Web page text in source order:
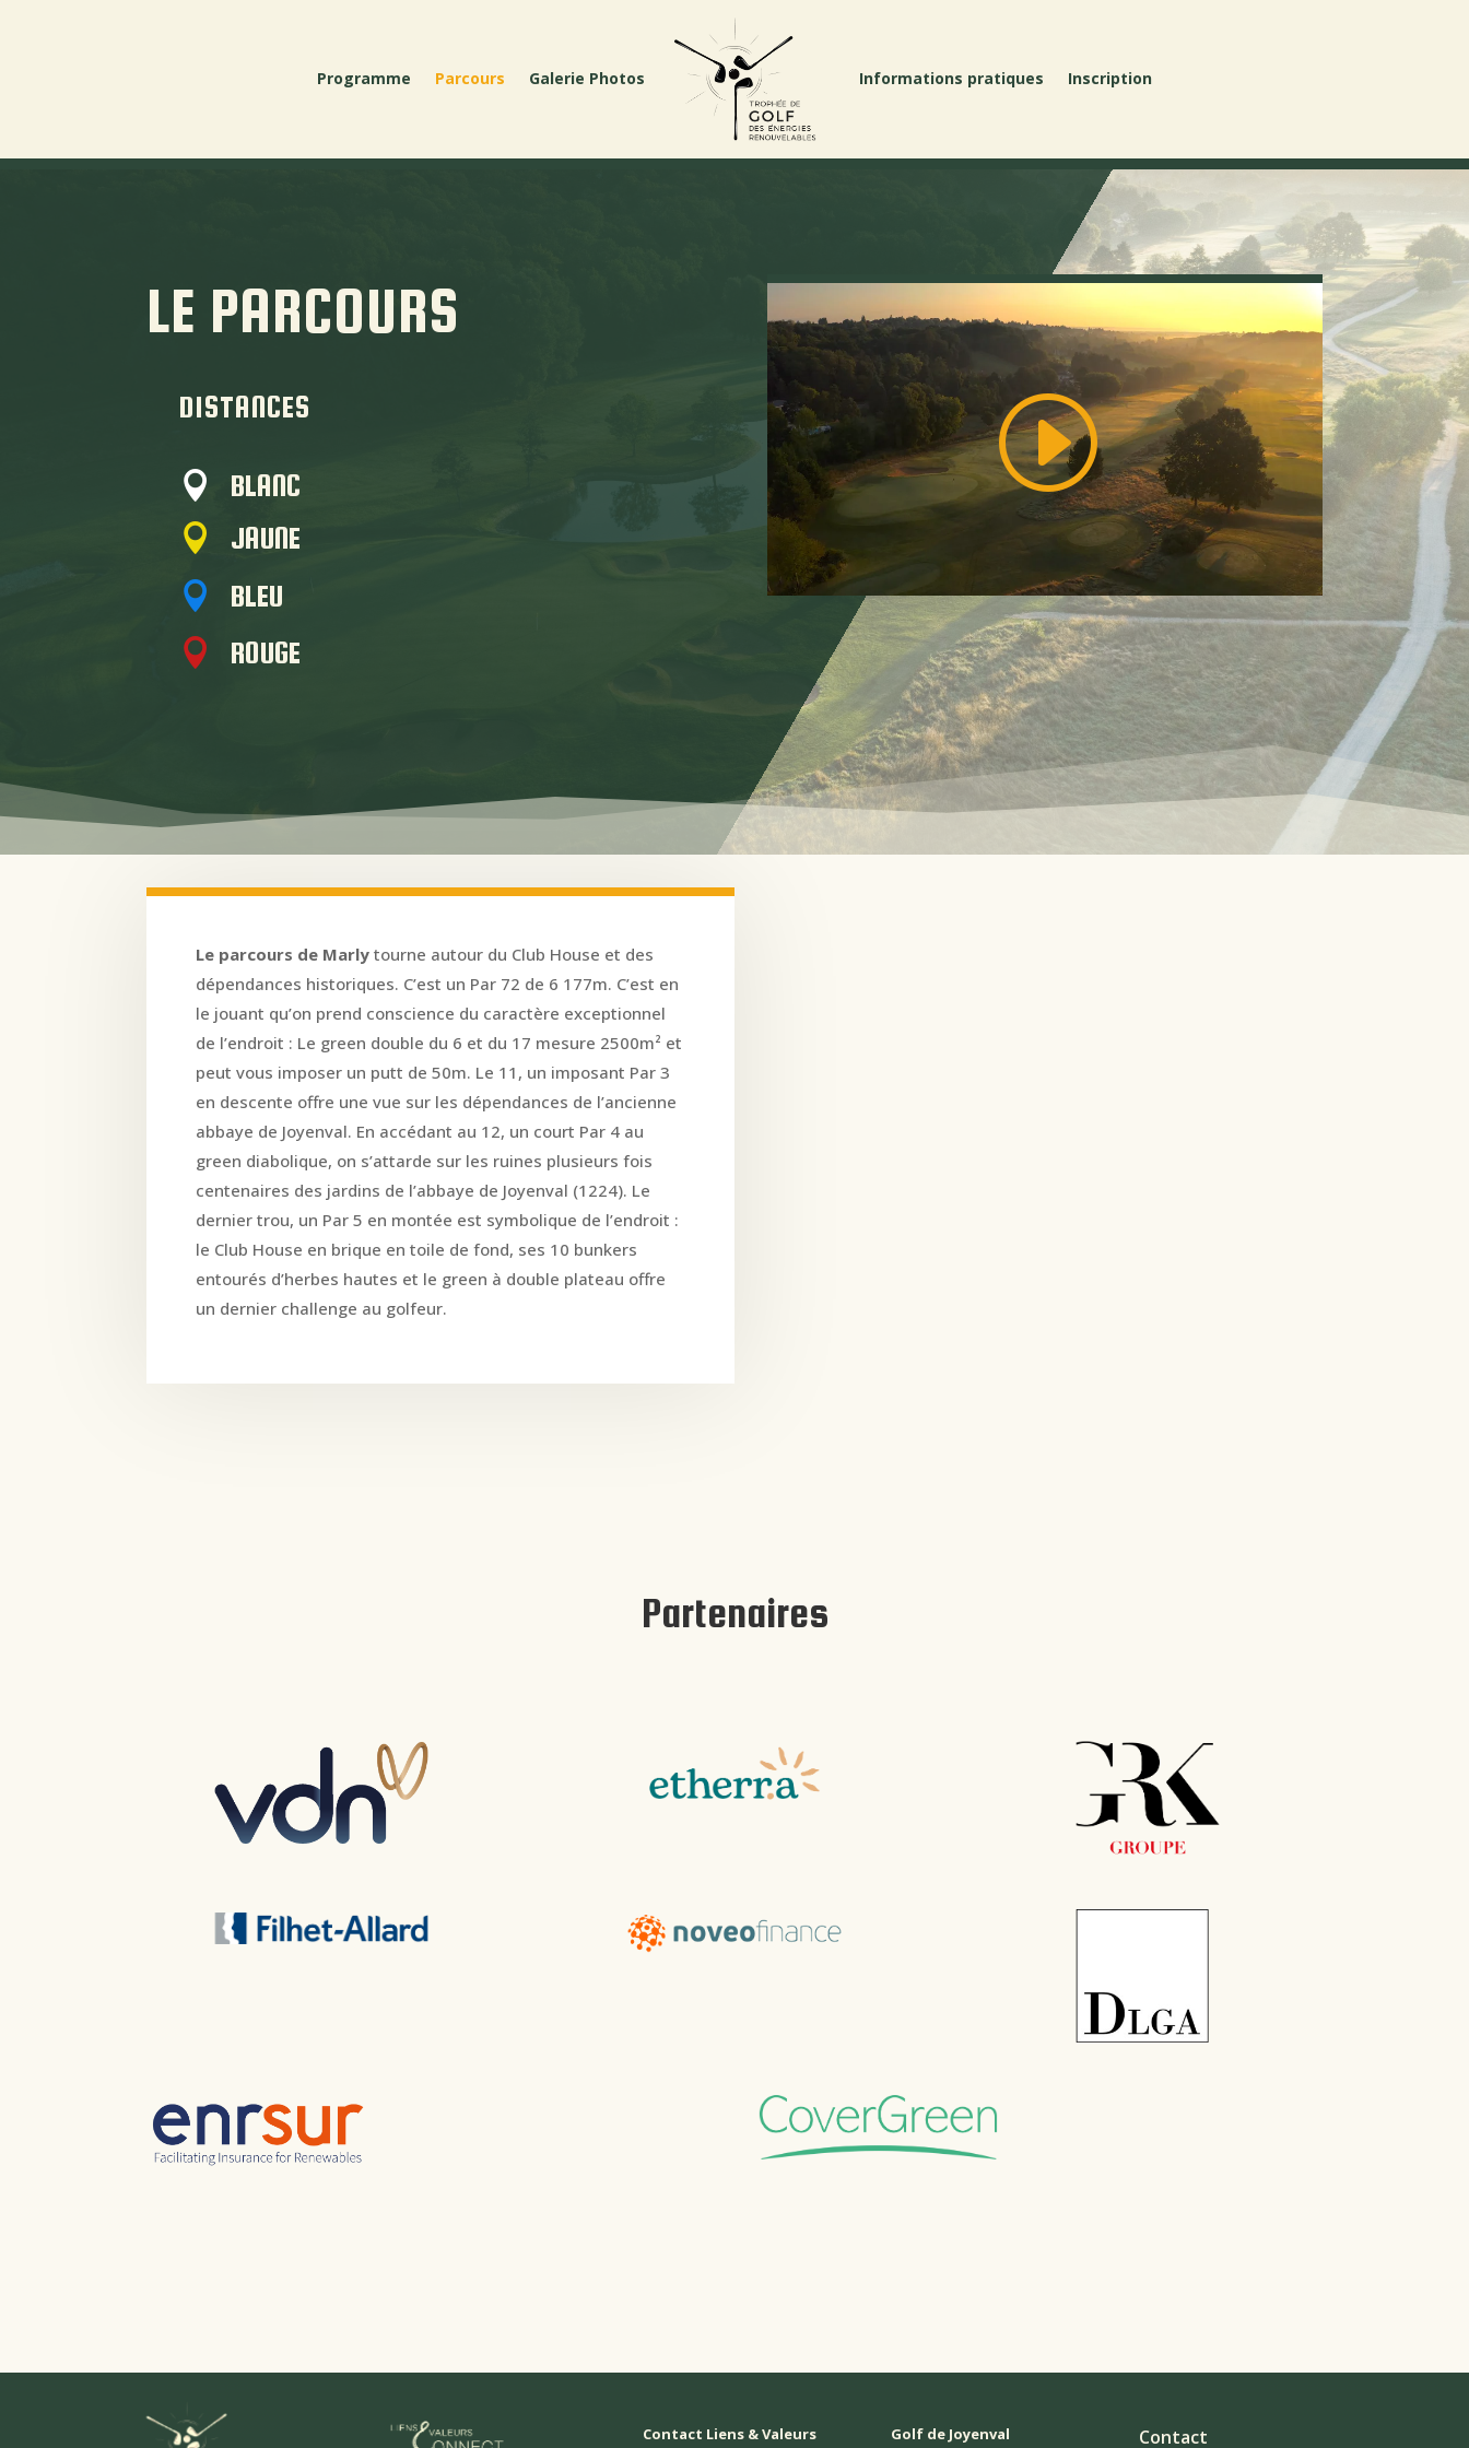
Programme Parcours Galerie Photos Informations pratiques Inscription
LE PARCOURS
DISTANCES
 BLANC
 JAUNE
 BLEU
 ROUGE
Le parcours de Marly tourne autour du Club House et des
dépendances historiques. C’est un Par 72 de 6 177m. C’est en
le jouant qu’on prend conscience du caractère exceptionnel
de l’endroit : Le green double du 6 et du 17 mesure 2500m² et
peut vous imposer un putt de 50m. Le 11, un imposant Par 3
en descente offre une vue sur les dépendances de l’ancienne
abbaye de Joyenval. En accédant au 12, un court Par 4 au
green diabolique, on s’attarde sur les ruines plusieurs fois
centenaires des jardins de l’abbaye de Joyenval (1224). Le
dernier trou, un Par 5 en montée est symbolique de l’endroit :
le Club House en brique en toile de fond, ses 10 bunkers
entourés d’herbes hautes et le green à double plateau offre
un dernier challenge au golfeur.
Partenaires
Contact Liens & Valeurs Golf de Joyenval Contact